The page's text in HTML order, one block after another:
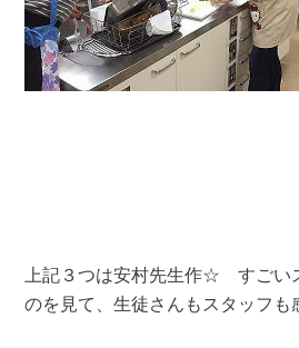
上記３つは安村先生作☆ すごい
のを見て、生徒さんもスタッフ